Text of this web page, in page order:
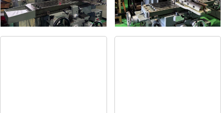
年 式- 年 式-